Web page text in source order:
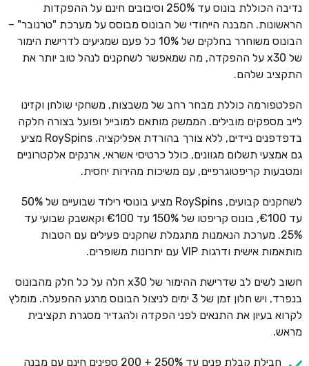
נדיבה הכוללת בונוס עד 250% וסיבובים חינם על ההפקדות
הראשונות. המבנה הייחודי של הבונוס מבוסס על מערכת "טרנובר" –
הבונוס משוחרר בחלקים של 10% כל פעם שמגיעים לדרישת הימור
של x30 על ההפקדה, מה שמאפשר לשחקנים לנהל טוב יותר את
התקציב שלהם.
הפלטפורמה כוללת מבחר רחב של משבצות, משחקי שולחן וקזינו
לייב מספקים מובילים. הממשק מותאם למובייל ופועל בצורה חלקה
בדפדפנים ניידים, ללא צורך בהורדת אפליקציה. RoySpins מציע
גם אמצעי תשלום מגוונים, כולל כרטיסי אשראי, ארנקים אלקטרוניים
ומטבעות קריפטוגרפיים, עם משיכות מהירות יחסית.
לשחקנים קבועים, RoySpins מציע בונוסי רילוד שבועיים של 50%
עד €100, בונוס קריפטו של 150% עד €100 וקאשבק שבועי עד
25%. מערכת הנאמנות מתגמלת שחקנים פעילים עם הטבות
מותאמות אישית ודרגות VIP עם יתרונות משופרים.
חשוב לשים לב שדרישת ההימור של x30 חלה על כל חלק מהבונוס
בנפרד, ויש חלון זמן של 3 ימים לניצול הבונוס מרגע ההפעלה. מומלץ
לקרוא בעיון את התנאים לפני הפקדה ולהגדיר מסגרת תקציבית
מראש.
חבילת קבלת פנים עד 250% + 200 ספינים חינם עם מבנה